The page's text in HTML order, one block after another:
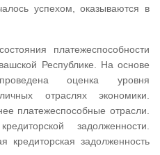
успехом, оказываются в
платежеспособности
Республике. На основе
оценка уровня
отраслях экономики.
платежеспособные отрасли.
задолженности.
кредиторская задолженность